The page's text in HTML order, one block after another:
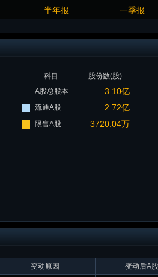
半年报 一季报
科目
股份数(股)
A股总股本
3.10亿
流通A股 2.72亿
限售A股 3720.04万
变动原因
变动后A